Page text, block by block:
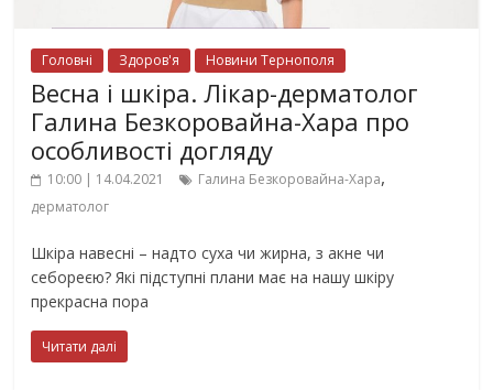
Головні Здоров'я Новини Тернополя
Весна і шкіра. Лікар-дерматолог
Галина Безкоровайна-Хара про
особливості догляду
10:00 | 14.04.2021 Галина Безкоровайна-Хара,
дерматолог
Шкіра навесні – надто суха чи жирна, з акне чи
себореєю? Які підступні плани має на нашу шкіру
прекрасна пора
Читати далі